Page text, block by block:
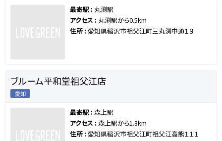
最寄駅 : 丸渕駅
アクセス : 丸渕駅から0.5km
住所 : 愛知県稲沢市祖父江町三丸渕中通１９
ブルーム平和堂祖父江店
愛知
最寄駅 : 森上駅
アクセス : 森上駅から1.3km
住所 : 愛知県稲沢市祖父江町祖父江高熊１１１